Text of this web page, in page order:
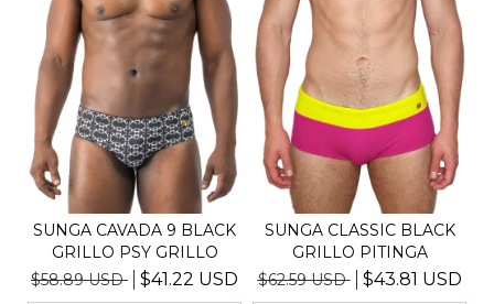
SUNGA CAVADA 9 BLACK
GRILLO PSY GRILLO
$58.89 USD
$41.22 USD
SUNGA CLASSIC BLACK
GRILLO PITINGA
$62.59 USD
$43.81 USD